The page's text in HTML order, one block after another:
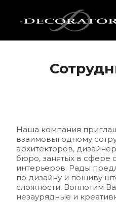
Наша компания
взаимовыгодному
архитекторов,
бюро, занятых в сфере
интерьеров. Рады
по дизайну и пошиву
сложности. Воплотим
незаурядные и